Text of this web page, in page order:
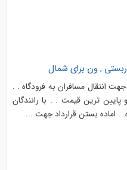
انتقال مسافران به فرودگاه . .
پایین ترین قیمت . . با رانندگان